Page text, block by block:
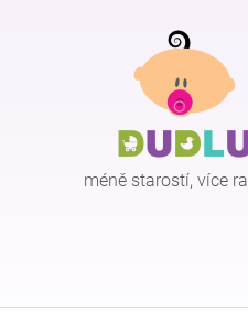
méně starostí, více